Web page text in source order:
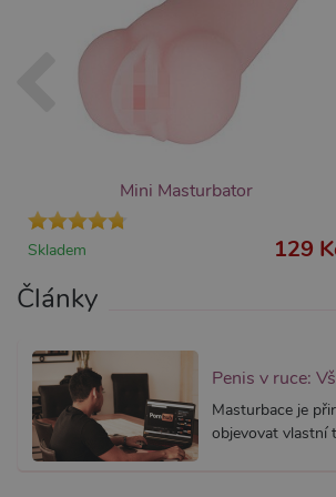
Mini Masturbator
Skladem 129
Články
Penis v ruce:
Masturbace je
objevovat vlastní